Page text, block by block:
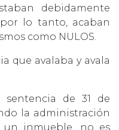
debidamente
lo tanto, acaban
como NULOS.
que avalaba y avala
sentencia de 31 de
la administración
un inmueble, no es